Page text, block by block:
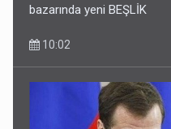
bazarında yeni BEŞLİK
10:02